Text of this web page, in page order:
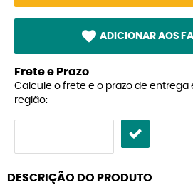
ADICIONAR AOS
Frete e Prazo
Calcule o frete e o prazo de entrega
região:
DESCRIÇÃO DO PRODUTO